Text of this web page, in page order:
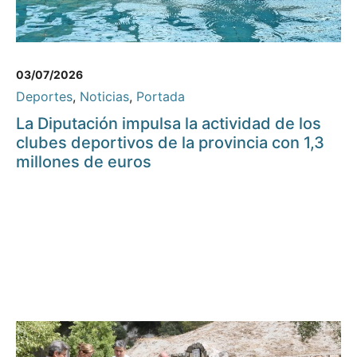
03/07/2026
Deportes, Noticias, Portada
La Diputación impulsa la actividad de los
clubes deportivos de la provincia con 1,3
millones de euros